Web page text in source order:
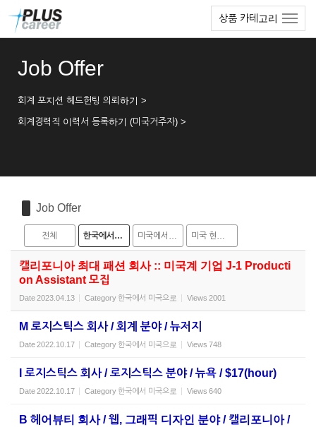
상품 카테고리
Job Offer
회계 포지션 헤드헌팅 의뢰하기 >
회계경력직 이력서 등록하기 (미국거주자) >
Job Offer
전체 한국에서 미국으로 미국에서 한국으로 미국 현지 채용
캘리포니아 최대 패션 회사 :: 미국계 기업 J-1 Producti
on Assistant 모집
Date2023.04.13 Category 한국에서 미국으로 Views 2001
M 로지스틱스 회사 / 회계 분야 / 뉴저지
Date2022.10.17 Category 한국에서 미국으로 Views 748
I 로지스틱스 회사 / 로지스틱스 분야 / 뉴욕 / $17(hour)
Date2022.10.17 Category 한국에서 미국으로 Views 640
B 헤어뷰티 회사 / 웹, 그래픽 디자인 분야 / 캘리포니아 /